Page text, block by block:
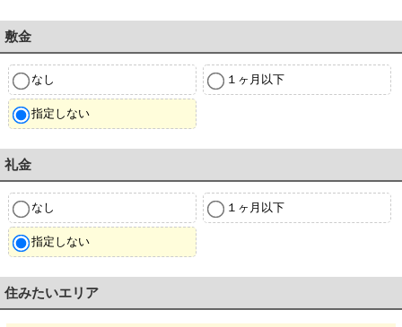
敷金
なし １ヶ月以下
指定しない
礼金
なし １ヶ月以下
指定しない
住みたいエリア